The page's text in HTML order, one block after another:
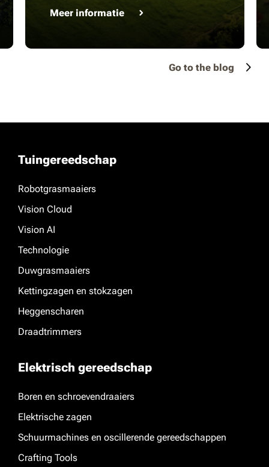
Meer informatie
Go to the blog
Tuingereedschap
Robotgrasmaaiers
Vision Cloud
Vision AI
Technologie
Duwgrasmaaiers
Kettingzagen en stokzagen
Heggenscharen
Draadtrimmers
Elektrisch gereedschap
Boren en schroevendraaiers
Elektrische zagen
Schuurmachines en oscillerende gereedschappen
Crafting Tools